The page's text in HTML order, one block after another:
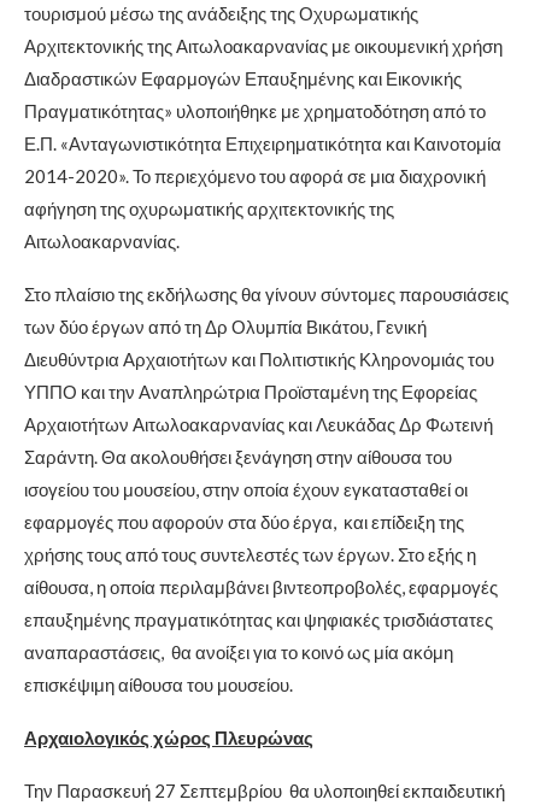
τουρισμού μέσω της ανάδειξης της Οχυρωματικής
Αρχιτεκτονικής της Αιτωλοακαρνανίας με οικουμενική χρήση
Διαδραστικών Εφαρμογών Επαυξημένης και Εικονικής
Πραγματικότητας» υλοποιήθηκε με χρηματοδότηση από το
Ε.Π. «Ανταγωνιστικότητα Επιχειρηματικότητα και Καινοτομία
2014-2020». Το περιεχόμενο του αφορά σε μια διαχρονική
αφήγηση της οχυρωματικής αρχιτεκτονικής της
Αιτωλοακαρνανίας.
Στο πλαίσιο της εκδήλωσης θα γίνουν σύντομες παρουσιάσεις
των δύο έργων από τη Δρ Ολυμπία Βικάτου, Γενική
Διευθύντρια Αρχαιοτήτων και Πολιτιστικής Κληρονομιάς του
ΥΠΠΟ και την Αναπληρώτρια Προϊσταμένη της Εφορείας
Αρχαιοτήτων Αιτωλοακαρνανίας και Λευκάδας Δρ Φωτεινή
Σαράντη. Θα ακολουθήσει ξενάγηση στην αίθουσα του
ισογείου του μουσείου, στην οποία έχουν εγκατασταθεί οι
εφαρμογές που αφορούν στα δύο έργα, και επίδειξη της
χρήσης τους από τους συντελεστές των έργων. Στο εξής η
αίθουσα, η οποία περιλαμβάνει βιντεοπροβολές, εφαρμογές
επαυξημένης πραγματικότητας και ψηφιακές τρισδιάστατες
αναπαραστάσεις, θα ανοίξει για το κοινό ως μία ακόμη
επισκέψιμη αίθουσα του μουσείου.
Αρχαιολογικός χώρος Πλευρώνας
Την Παρασκευή 27 Σεπτεμβρίου θα υλοποιηθεί εκπαιδευτική